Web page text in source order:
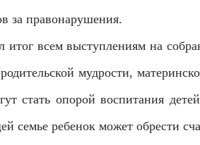
за правонарушения.
всем выступлениям на
мудрости,
стать опорой воспитания
семье ребенок может обрести